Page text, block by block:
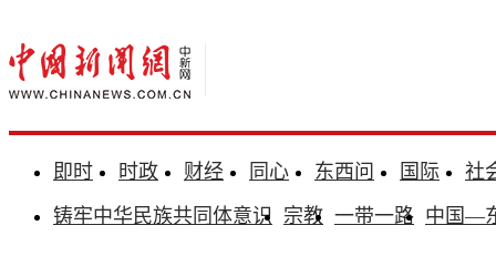
即时 时政 财经 同心 东西问 国际
社
铸牢中华民族共同体意识 宗教 一带一路 中国—